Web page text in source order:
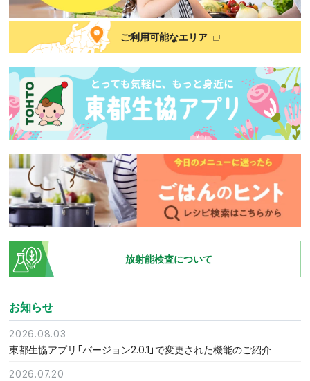
ご利用可能なエリア
放射能検査について
お知らせ
2026.08.03
東都生協アプリ「バージョン2.0.1」で変更された機能のご紹介
2026.07.20